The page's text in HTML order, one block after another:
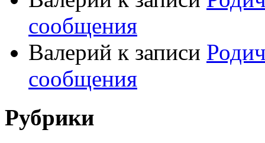
сообщения
Валерий к записи
сообщения
Рубрики